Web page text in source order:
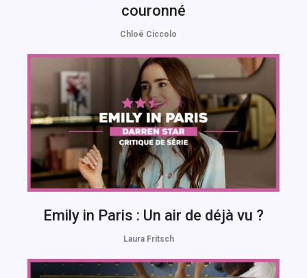
couronné
Chloé Ciccolo
Emily in Paris : Un air de déjà vu ?
Laura Fritsch